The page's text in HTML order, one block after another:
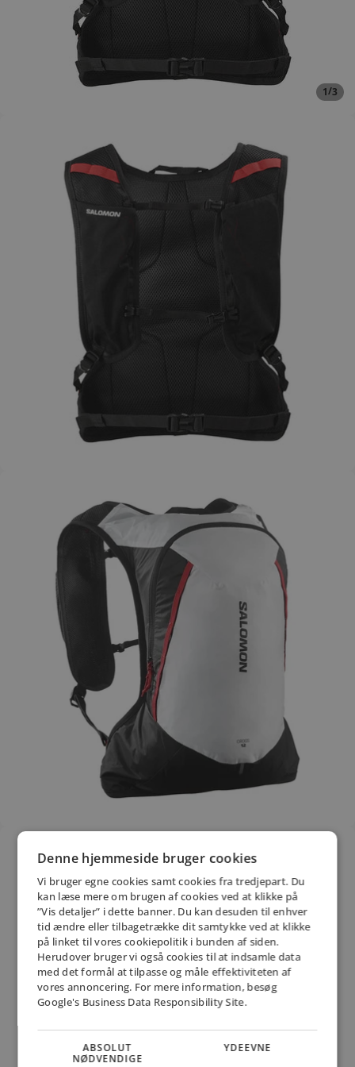
1/3
Åbn billede i fuld skærm
Åbn billede i fuld skærm
Åbn billede i fuld skærm
Denne hjemmeside bruger cookies
Vi bruger egne cookies samt cookies fra tredjepart. Du
kan læse mere om brugen af cookies ved at klikke på
”Vis detaljer” i dette banner. Du kan desuden til enhver
tid ændre eller tilbagetrække dit samtykke ved at klikke
på linket til vores cookiepolitik i bunden af siden.
Herudover bruger vi også cookies til at indsamle data
med det formål at tilpasse og måle effektiviteten af
vores annoncering. For mere information, besøg
Google's Business Data Responsibility Site.
ABSOLUT
NØDVENDIGE
YDEEVNE